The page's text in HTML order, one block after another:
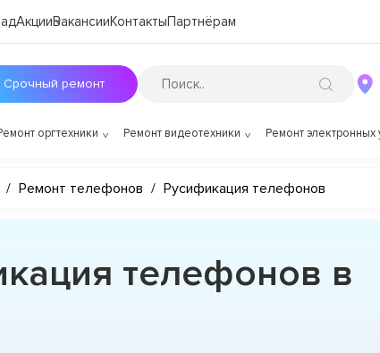
АкцииВакансииКонтактыПартнёрам
Срочный ремонт
оргтехники Ремонт видеотехники Ремонт электронных
/ Ремонт телефонов / Русификация телефонов
телефонов в